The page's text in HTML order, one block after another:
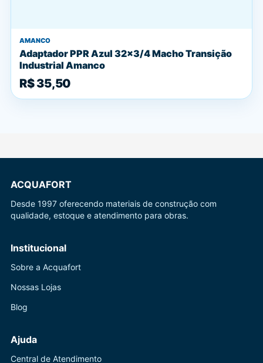
AMANCO
Adaptador PPR Azul 32x3/4 Macho Transição
Industrial Amanco
R$ 35,50
ACQUAFORT
Desde 1997 oferecendo materiais de construção com
qualidade, estoque e atendimento para obras.
Institucional
Sobre a Acquafort
Nossas Lojas
Blog
Ajuda
Central de Atendimento